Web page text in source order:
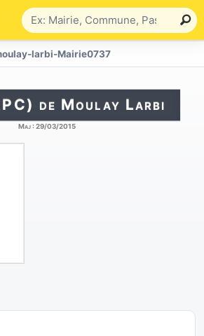
larbi-Mairie0737
de Moulay Larbi
Maj : 29/03/2015